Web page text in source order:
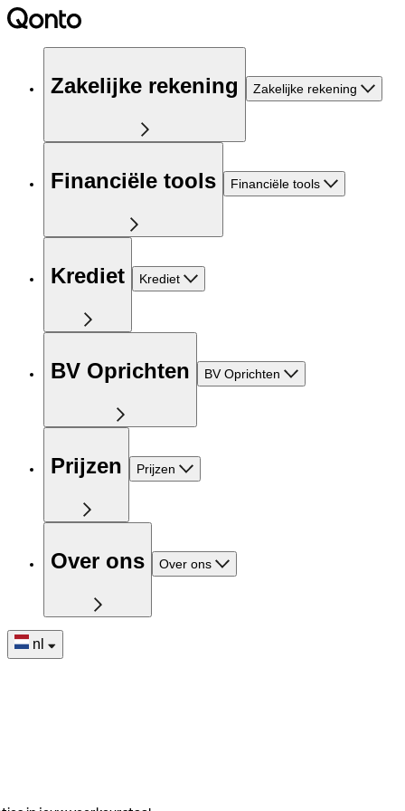
Zakelijke rekening Zakelijke rekening
Financiële tools Financiële tools
Krediet Krediet
BV Oprichten BV Oprichten
Prijzen Prijzen
Over ons Over ons
nl